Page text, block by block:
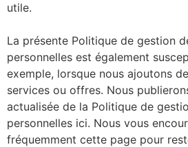
utile.
La présente Politique de gestion
personnelles est également
exemple, lorsque nous ajoutons
services ou offres. Nous
actualisée de la Politique de
personnelles ici. Nous vous
fréquemment cette page pour